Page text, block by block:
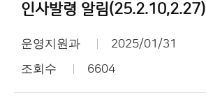
인사발령 알림(25.2.10,2.27)
운영지원과 2025/01/31
조회수 6604